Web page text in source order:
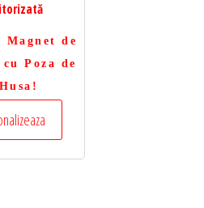
Magnet de
Poza de